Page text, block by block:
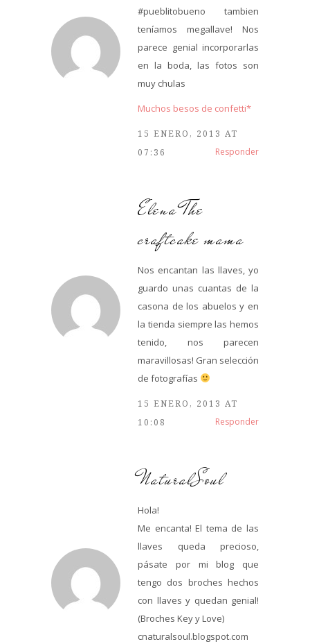
#pueblitobueno tambien
teníamos megallave! Nos
parece genial incorporarlas
en la boda, las fotos son
muy chulas
Muchos besos de confetti*
15 ENERO, 2013 AT
07:36
Responder
Elena The
craftcake mama
Nos encantan las llaves, yo
guardo unas cuantas de la
casona de los abuelos y en
la tienda siempre las hemos
tenido, nos parecen
maravillosas! Gran selección
de fotografías
15 ENERO, 2013 AT
10:08
Responder
NaturalSoul
Hola!
Me encanta! El tema de las
llaves queda precioso,
pásate por mi blog que
tengo dos broches hechos
con llaves y quedan genial!
(Broches Key y Love)
cnaturalsoul.blogspot.com